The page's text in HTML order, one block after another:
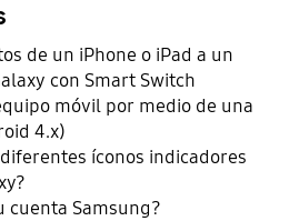
de un iPhone o iPad a un
con Smart Switch
móvil por medio de una
4.x)
íconos indicadores
cuenta Samsung?